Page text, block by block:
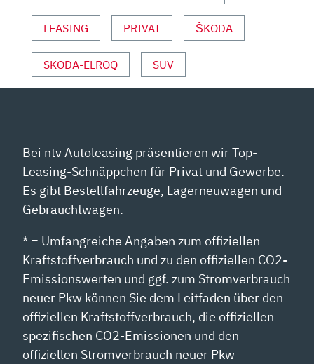
LEASING PRIVAT ŠKODA
SKODA-ELROQ SUV
Bei ntv Autoleasing präsentieren wir Top-
Leasing-Schnäppchen für Privat und Gewerbe.
Es gibt Bestellfahrzeuge, Lagerneuwagen und
Gebrauchtwagen.
* = Umfangreiche Angaben zum offiziellen
Kraftstoffverbrauch und zu den offiziellen CO2-
Emissionswerten und ggf. zum Stromverbrauch
neuer Pkw können Sie dem Leitfaden über den
offiziellen Kraftstoffverbrauch, die offiziellen
spezifischen CO2-Emissionen und den
offiziellen Stromverbrauch neuer Pkw